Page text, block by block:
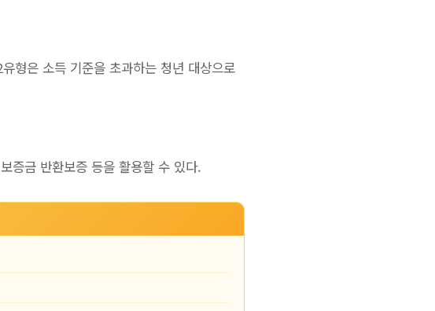
형은 소득 기준을 초과하는 청년 대상으로
증금 반환보증 등을 활용할 수 있다.